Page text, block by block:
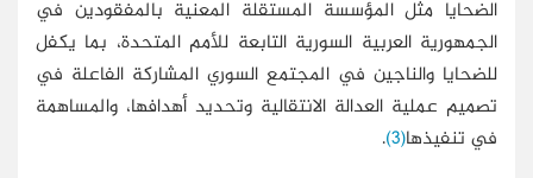
الضحايا مثل المؤسسة المستقلة المعنية بالمفقودين في
الجمهورية العربية السورية التابعة للأمم المتحدة، بما يكفل
للضحايا والناجين في المجتمع السوري المشاركة الفاعلة في
تصميم عملية العدالة الانتقالية وتحديد أهدافها، والمساهمة
في تنفيذها(3)
.